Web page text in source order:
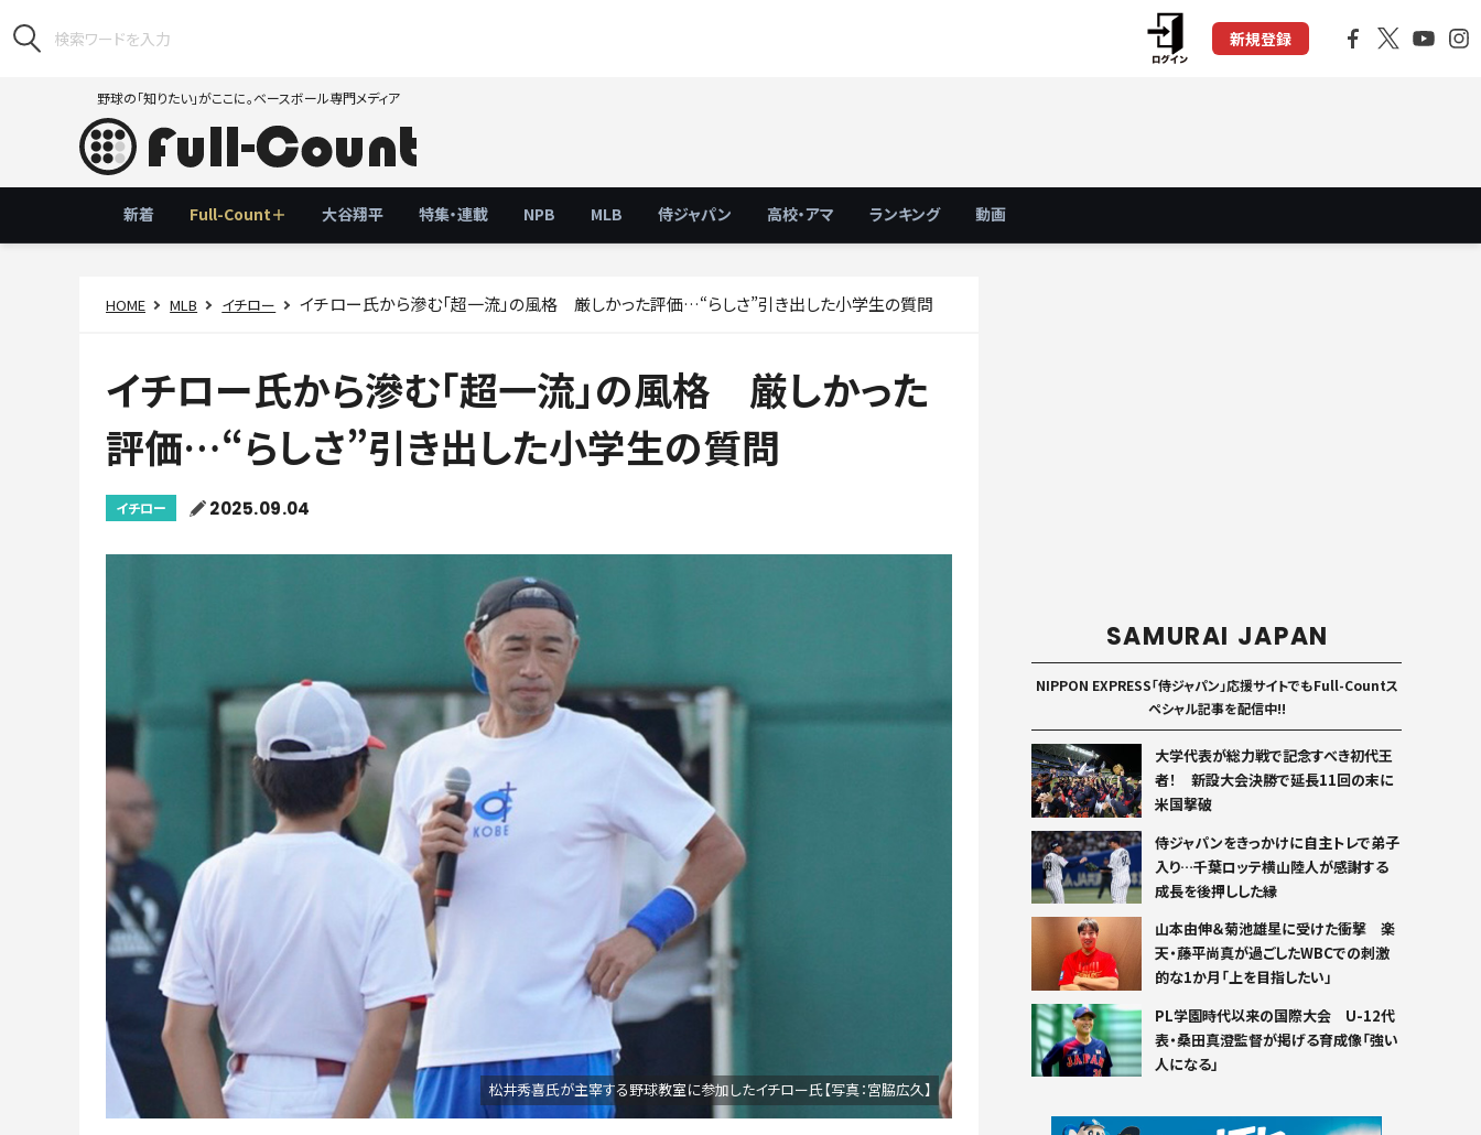
新規登録
野球の「知りたい」がここに。ベースボール専門メディア
新着 Full-Count＋ 大谷翔平 特集・連載 NPB MLB 侍ジャパン 高校・アマ ランキング 動画
HOME MLB イチロー イチロー氏から滲む「超一流」の風格 厳しかった評価…“らしさ”引き出した小学生の質問
イチロー氏から滲む「超一流」の風格 厳しかった
評価…“らしさ”引き出した小学生の質問
イチロー 2025.09.04
松井秀喜氏が主宰する野球教室に参加したイチロー氏【写真：宮脇広久】
SAMURAI JAPAN
NIPPON EXPRESS「侍ジャパン」応援サイトでもFull-Countス
ペシャル記事を配信中!!
大学代表が総力戦で記念すべき初代王
者！ 新設大会決勝で延長11回の末に
米国撃破
侍ジャパンをきっかけに自主トレで弟子
入り…千葉ロッテ横山陸人が感謝する
成長を後押しした縁
山本由伸＆菊池雄星に受けた衝撃 楽
天・藤平尚真が過ごしたWBCでの刺激
的な1か月「上を目指したい」
PL学園時代以来の国際大会 U-12代
表・桑田真澄監督が掲げる育成像「強い
人になる」